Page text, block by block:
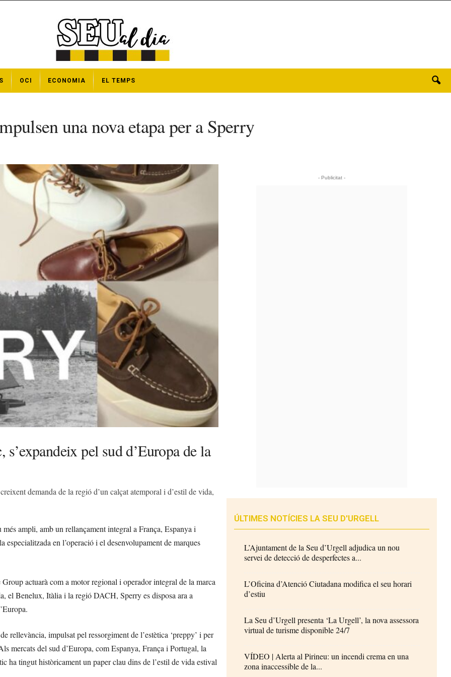
OCI ECONOMIA EL TEMPS
una nova etapa per a Sperry
pel sud d’Europa de la
demanda de la regió d’un calçat atemporal i d’estil de vida,
ampli, amb un rellançament integral a França, Espanya i
en l’operació i el desenvolupament de marques
actuarà com a motor regional i operador integral de la marca
el Benelux, Itàlia i la regió DACH, Sperry es disposa ara a
impulsat pel ressorgiment de l’estètica ‘preppy’ i per
mercats del sud d’Europa, com Espanya, França i Portugal, la
ha tingut històricament un paper clau dins de l’estil de vida estival
- Publicitat -
ÚLTIMES NOTÍCIES LA SEU D'URGELL
L’Ajuntament de la Seu d’Urgell adjudica un nou
servei de detecció de desperfectes a...
L’Oficina d’Atenció Ciutadana modifica el seu horari
d’estiu
La Seu d’Urgell presenta ‘La Urgell’, la nova assessora
virtual de turisme disponible 24/7
VÍDEO | Alerta al Pirineu: un incendi crema en una
zona inaccessible de la...